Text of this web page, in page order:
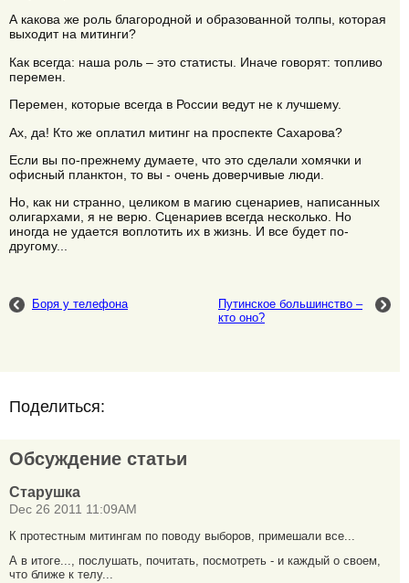
А какова же роль благородной и образованной толпы, которая
выходит на митинги?
Как всегда: наша роль – это статисты. Иначе говорят: топливо
перемен.
Перемен, которые всегда в России ведут не к лучшему.
Ах, да! Кто же оплатил митинг на проспекте Сахарова?
Если вы по-прежнему думаете, что это сделали хомячки и
офисный планктон, то вы - очень доверчивые люди.
Но, как ни странно, целиком в магию сценариев, написанных
олигархами, я не верю. Сценариев всегда несколько. Но
иногда не удается воплотить их в жизнь. И все будет по-
другому...
Боря у телефона
Путинское большинство –
кто оно?
Поделиться:
Обсуждение статьи
Старушка
Dec 26 2011 11:09AM
К протестным митингам по поводу выборов, примешали все...
А в итоге..., послушать, почитать, посмотреть - и каждый о своем,
что ближе к телу...